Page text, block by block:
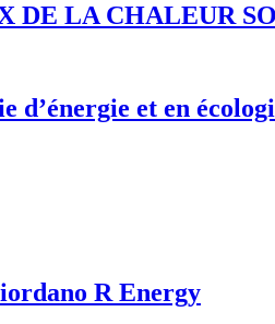
DE LA CHALEUR
d’énergie et en
R Energy